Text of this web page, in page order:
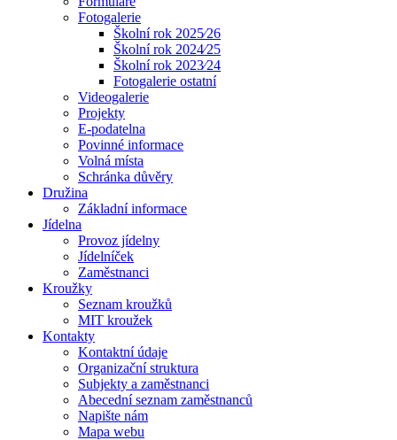
Fotogalerie
Školní rok 2025⁄26
Školní rok 2024⁄25
Školní rok 2023⁄24
Fotogalerie ostatní
Videogalerie
Projekty
E-podatelna
Povinné informace
Volná místa
Schránka důvěry
Družina
Základní informace
Jídelna
Provoz jídelny
Jídelníček
Zaměstnanci
Kroužky
Seznam kroužků
MIT kroužek
Kontakty
Kontaktní údaje
Organizační struktura
Subjekty a zaměstnanci
Abecední seznam zaměstnanců
Napište nám
Mapa webu